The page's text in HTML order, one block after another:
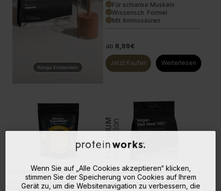
done Für schlanke Muskeln
done Wissensch. Formel
done Mit Aminosäuren
ab 8,99€
Jetzt Kaufen Weiterlesen
Herzhafte SuperMeals
Nährstoffreiche, super
praktische mahlzeiten für
PLATINUMInnovation
Vegan Diet Meal 360
Der ultimative vollwertige
vegane Shake. Unser stärkstes
Wenn Sie auf „Alle Cookies akzeptieren“ klicken,
stimmen Sie der Speicherung von Cookies auf Ihrem
Gerät zu, um die Websitenavigation zu verbessern, die